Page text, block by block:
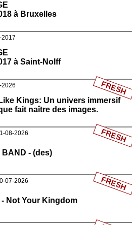
à Bruxelles
2017
à Saint-Nolff
2026
Kings: Un univers immersif
fait naître des images.
FRESH
08-2026
BAND - (des)
FRESH
07-2026
- Not Your Kingdom
FRESH